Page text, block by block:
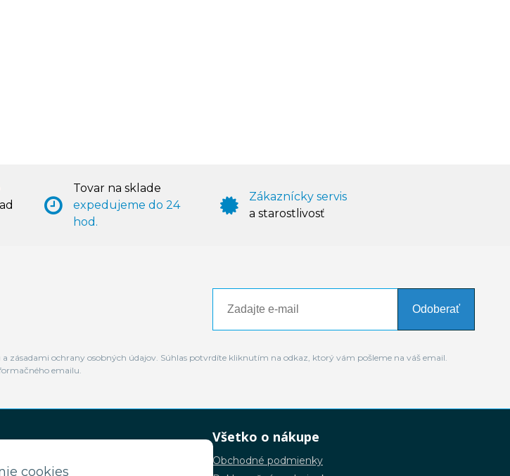
cookies
Tovar na sklade
expedujeme do 24
hod.
Zákaznícky servis
a starostlivosť
Odoberať
zásadami ochrany osobných údajov. Súhlas potvrdíte kliknutím na odkaz, ktorý vám pošleme na váš email.
emailu.
Všetko o nákupe
Obchodné podmienky